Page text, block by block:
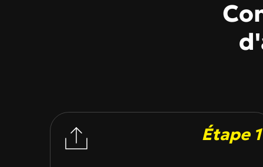
Générateur de
Étape 1